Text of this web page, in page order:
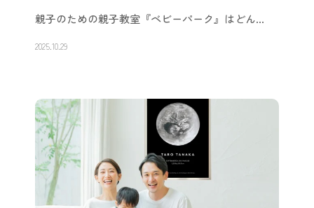
親子のための親子教室『ベビーパーク』はどん…
2025.10.29